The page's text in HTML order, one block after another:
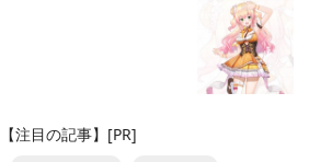
【注目の記事】[PR]